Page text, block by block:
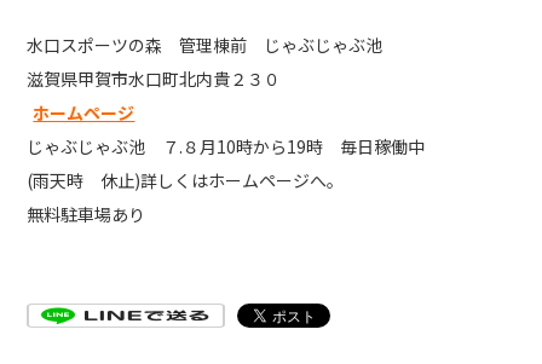
水口スポーツの森 管理棟前 じゃぶじゃぶ池
滋賀県甲賀市水口町北内貴２３０
ホームページ
じゃぶじゃぶ池 ７.８月10時から19時 毎日稼働中
(雨天時 休止)詳しくはホームページへ。
無料駐車場あり